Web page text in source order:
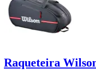
Raqueteira